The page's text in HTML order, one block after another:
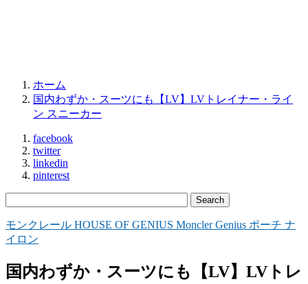
ホーム
国内わずか・スーツにも【LV】LVトレイナー・ライ
ン スニーカー
facebook
twitter
linkedin
pinterest
モンクレール HOUSE OF GENIUS Moncler Genius ポーチ ナ
イロン
国内わずか・スーツにも【LV】LVトレ